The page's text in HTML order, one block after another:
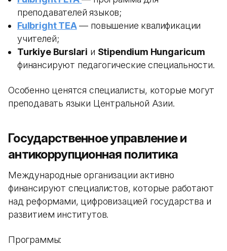
преподавателей языков;
Fulbright TEA— повышение квалификации
учителей;
Turkiye Burslari и Stipendium Hungaricum
финансируют педагогические специальности.
Особенно ценятся специалисты, которые могут
преподавать языки Центральной Азии.
Государственное управление и
антикоррупционная политика
Международные организации активно
финансируют специалистов, которые работают
над реформами, цифровизацией государства и
развитием институтов.
Программы: